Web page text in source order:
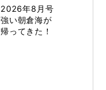
2026年8月号
強い朝倉海が
帰ってきた！